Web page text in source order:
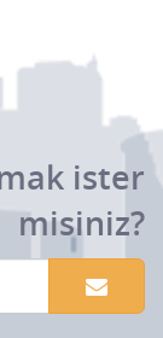
ister
misiniz?